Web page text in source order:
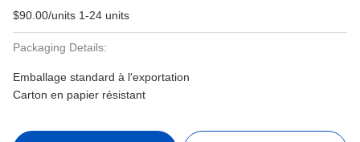
$90.00/units 1-24 units
Packaging Details:
Emballage standard à l'exportation
Carton en papier résistant